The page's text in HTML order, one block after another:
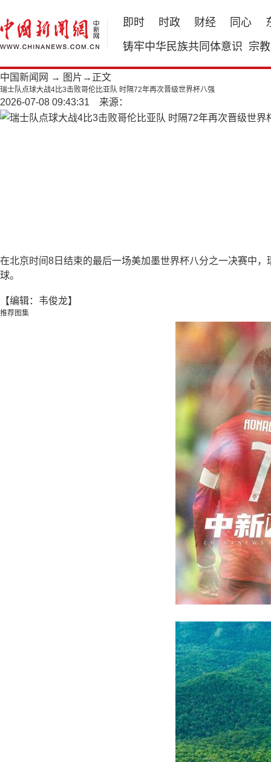
即时 时政 财经 同心
铸牢中华民族共同体意识 宗教
中国新闻网 → 图片 →正文
瑞士队点球大战4比3击败哥伦比亚队 时隔72年再次晋级世界杯八强
2026-07-08 09:43:31 来源：
在北京时间8日结束的最后一场美加墨世界杯八分之一决赛中
球。
【编辑：韦俊龙】
推荐图集